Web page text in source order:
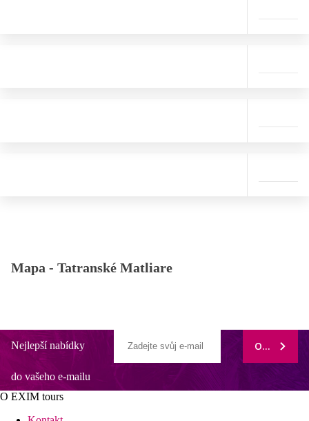
Mapa - Tatranské Matliare
Nejlepší nabídky
do vašeho e-mailu
ODEBÍRAT
O EXIM tours